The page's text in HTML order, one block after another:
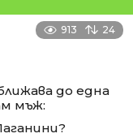
913 24
до една
мъж: